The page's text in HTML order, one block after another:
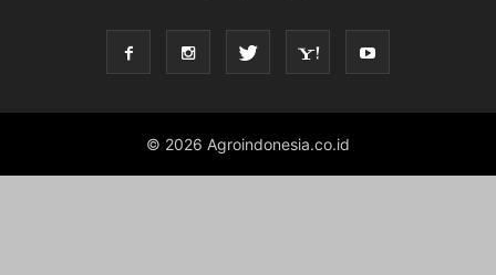
© 2026 Agroindonesia.co.id